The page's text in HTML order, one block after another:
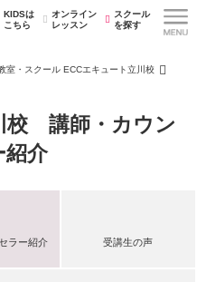
KIDSは
こちら
オンライン
レッスン
スクール
を探す
室・スクール ECCエキュート立川校
校 講師・カウン
紹介
ラー紹介 受講生の声